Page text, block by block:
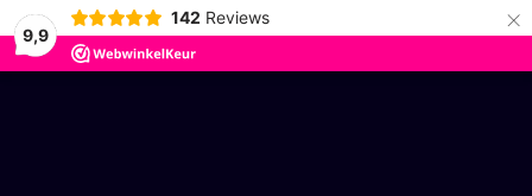
9,9
142 Reviews ×